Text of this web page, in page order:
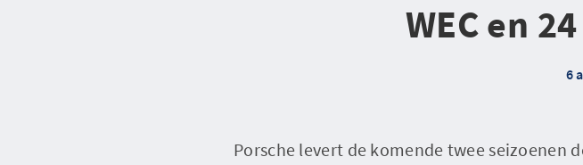
WEC en
6
Porsche levert de komende twee seizoenen